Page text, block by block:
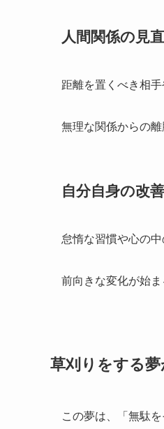
人間関係の見
距離を置くべき相
無理な関係からの離
自分自身の改
怠惰な習慣や心の
前向きな変化が始ま
草刈りをする
この夢は、「無駄